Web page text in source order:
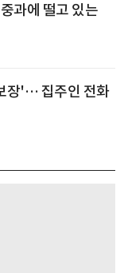
과에 떨고 있는
장'… 집주인 전화